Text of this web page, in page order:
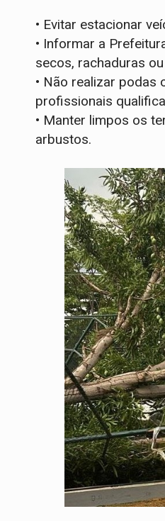
• Evitar estacionar
• Informar a
secos, rachaduras
• Não realizar
profissionais
• Manter limpos os
arbustos.